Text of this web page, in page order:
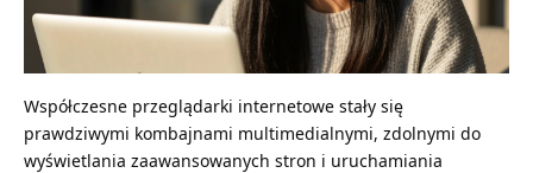
Współczesne przeglądarki internetowe stały się
prawdziwymi kombajnami multimedialnymi, zdolnymi do
wyświetlania zaawansowanych stron i uruchamiania